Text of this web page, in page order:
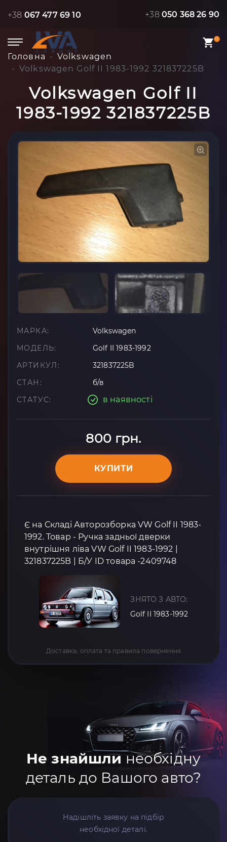
+38 067 477 69 10 +38 050 368 26 90
0
Головна
Volkswagen
Volkswagen Golf II 1983-1992 321837225B
Volkswagen Golf II
1983-1992 321837225B
МАРКА:
Volkswagen
МОДЕЛЬ:
Golf II 1983-1992
АРТИКУЛ:
321837225B
СТАН:
б/в
СТАТУС:
в наявності
800 грн.
КУПИТИ
Є на Складі Авторозборка VW Golf II 1983-
1992. Товар - Ручка задньої дверки
внутрішня ліва VW Golf II 1983-1992 |
321837225B | Б/У ID товара -2409748
ЗНЯТО З АВТО:
Golf II 1983-1992
Доставка, оплата та правила повернення
Не знайшлинеобхідну
деталь до Вашого авто?
Надішліть заявку на підбір
необхідної деталі.